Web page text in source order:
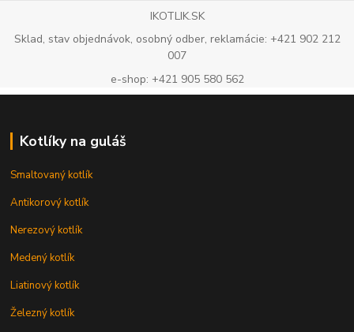
IKOTLIK.SK
Sklad, stav objednávok, osobný odber, reklamácie: +421 902 212
007
e-shop: +421 905 580 562
Kotlíky na guláš
Smaltovaný kotlík
Antikorový kotlík
Nerezový kotlík
Medený kotlík
Liatinový kotlík
Železný kotlík